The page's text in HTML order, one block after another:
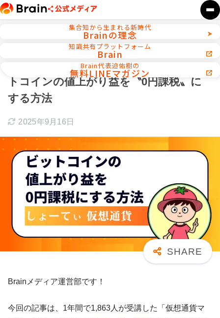
集合知から生まれる新時代
Brainの理念
知識共有プラットフォーム
Brain
Brain代表迫佑樹の
無料LINEマガジン
インタビュー
〝税率55％〟の壁に悩むあなたへ ビッ
トコインの値上がり益を〝0円課税〟に
する方法
2025年9月16日
Brainメディア運営部です！
今回の記事は、1年間で1,863人が受講した「仮想通貨マ